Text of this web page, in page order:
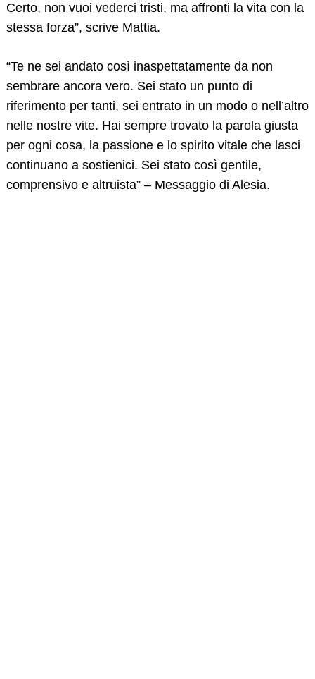
Certo, non vuoi vederci tristi, ma affronti la vita con la
stessa forza”, scrive Mattia.
“Te ne sei andato così inaspettatamente da non
sembrare ancora vero. Sei stato un punto di
riferimento per tanti, sei entrato in un modo o nell’altro
nelle nostre vite. Hai sempre trovato la parola giusta
per ogni cosa, la passione e lo spirito vitale che lasci
continuano a sostienici. Sei stato così gentile,
comprensivo e altruista” – Messaggio di Alesia.